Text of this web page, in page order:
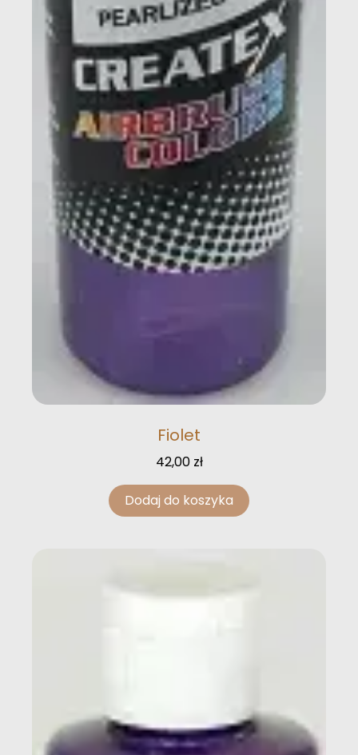
Fiolet
42,00 zł
Dodaj do koszyka